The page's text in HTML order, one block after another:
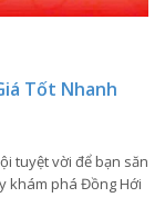
Tốt Nhanh
tuyệt vời để bạn săn
khám phá Đồng Hới